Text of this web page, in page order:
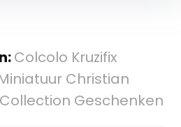
Colcolo Kruzifix
Christian
Geschenken